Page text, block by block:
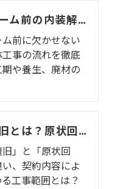
リフォーム前の内装解体、こんな流れで進みます｜工期・養生・処分まで徹底解説
ム前に欠かせない
工事の流れを徹底
や養生、廃材の
原形復旧とは？原状回復との違いと工事の範囲を徹底解説
旧」と「原状回
、契約内容によ
工事範囲とは？